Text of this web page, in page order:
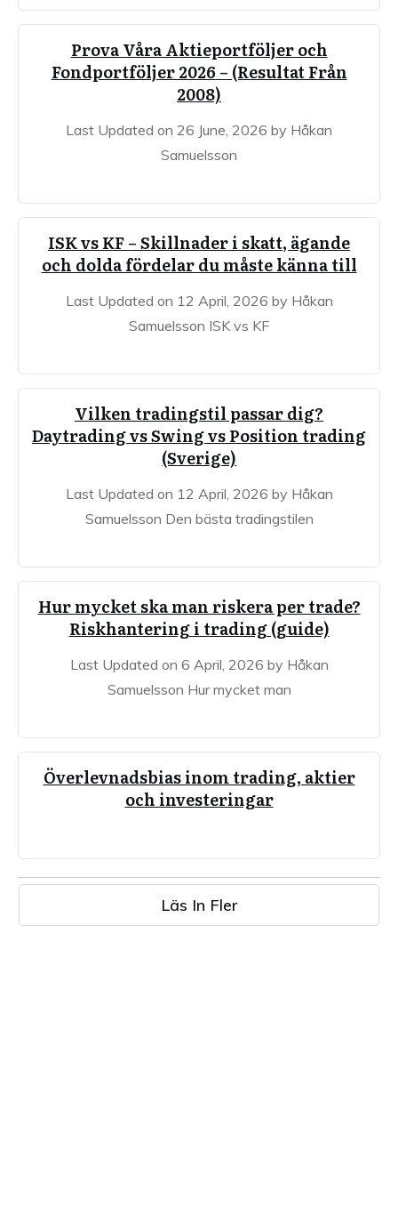
Prova Våra Aktieportföljer och
Fondportföljer 2026 – (Resultat Från
2008)
Last Updated on 26 June, 2026 by Håkan
Samuelsson
ISK vs KF – Skillnader i skatt, ägande
och dolda fördelar du måste känna till
Last Updated on 12 April, 2026 by Håkan
Samuelsson ISK vs KF
Vilken tradingstil passar dig?
Daytrading vs Swing vs Position trading
(Sverige)
Last Updated on 12 April, 2026 by Håkan
Samuelsson Den bästa tradingstilen
Hur mycket ska man riskera per trade?
Riskhantering i trading (guide)
Last Updated on 6 April, 2026 by Håkan
Samuelsson Hur mycket man
Överlevnadsbias inom trading, aktier
och investeringar
Läs In Fler